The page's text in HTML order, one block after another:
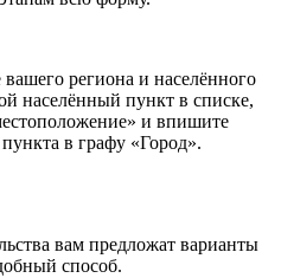
региона и населённого
населённый пункт в списке,
и впишите
в графу «Город».
вам предложат варианты
способ.